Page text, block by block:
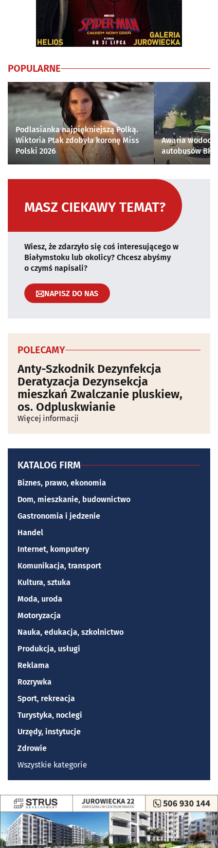
POPULARNE
Podlasianka najpiękniejszą Polką.
Wiktoria Ptak zdobyła koronę Miss
Polski 2026
Awaria
autobusów
MASZ CIEKAWY TEMAT?
Wiesz, że zdarzyło się coś interesującego w
Białymstoku lub okolicy? Chcesz abyśmy
o czymś napisali?
NAPISZ DO NAS
POLECAMY
Anty-Szkodnik Dezynfekcja
Deratyzacja Dezynsekcja
mieszkań Zwalczanie pluskiew,
os. Odpluskwianie
Więcej informacji
KATALOG FIRM
Biznes, prawo, ekonomia
Dom, mieszkanie, budownictwo
Gastronomia i jedzenie
Handel
Internet, komputery
Komunikacja, transport
Kultura, sztuka
Moda, uroda
Motoryzacja
Nauka, edukacja, szkolnictwo
Produkcja, usługi
Reklama
Rozrywka
Sport, rekreacja
Turystyka, noclegi
Urzędy, instytucje
Zdrowie
Wszystkie kategorie